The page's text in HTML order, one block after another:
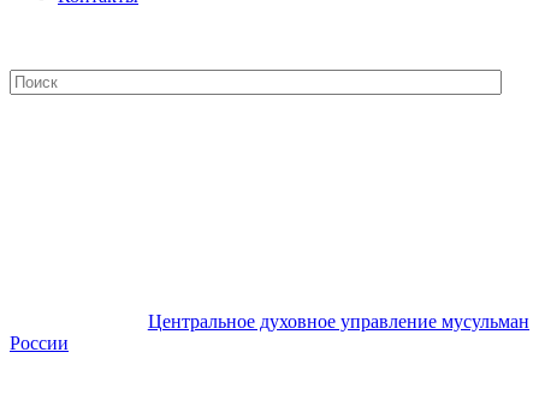
Центральное духовное управление мусульман
России